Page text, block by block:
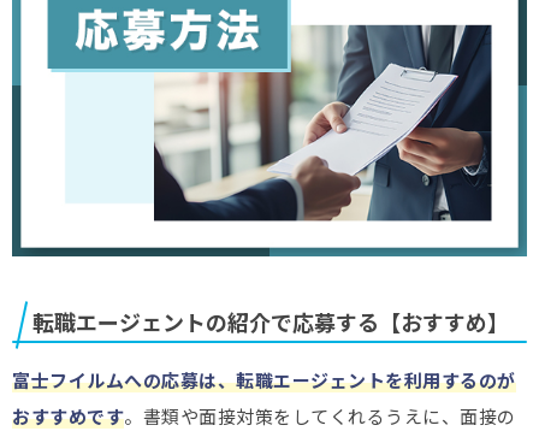
転職エージェントの紹介で応募する【おすすめ】
富士フイルムへの応募は、転職エージェントを利用するのが
おすすめです。書類や面接対策をしてくれるうえに、面接の